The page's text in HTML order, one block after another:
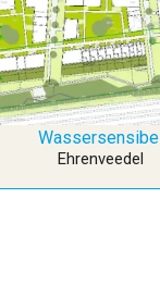
Wassersensibel
Ehrenveedel